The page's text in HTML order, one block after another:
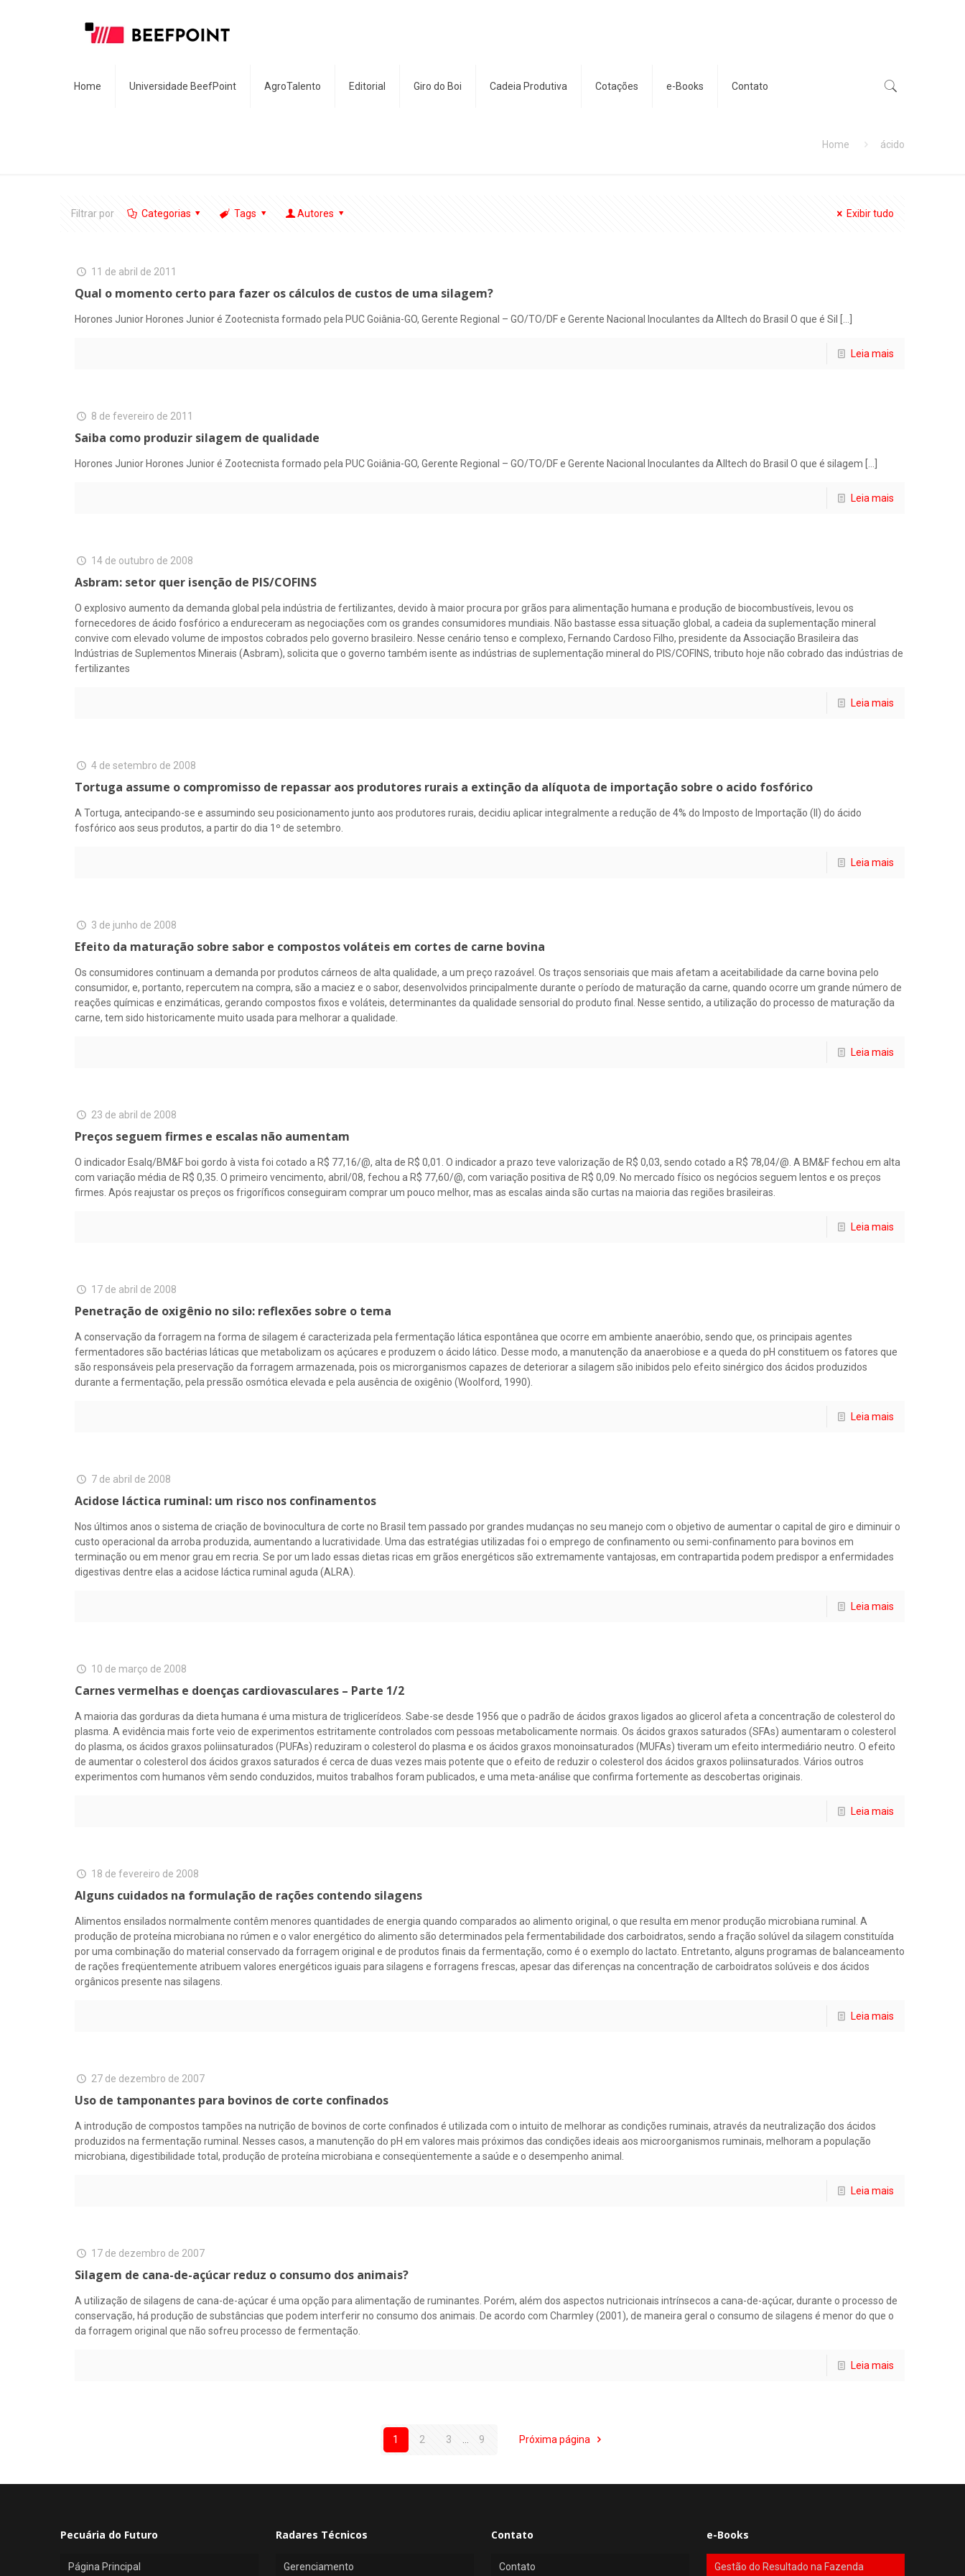
Home Universidade BeefPoint AgroTalento Editorial Giro do Boi Cadeia Produtiva Cotações e-Books Contato
Home ácido
Filtrar por Categorias Tags Autores Exibir tudo
11 de abril de 2011
Qual o momento certo para fazer os cálculos de custos de uma silagem?
Horones Junior Horones Junior é Zootecnista formado pela PUC Goiânia-GO, Gerente Regional – GO/TO/DF e Gerente Nacional Inoculantes da Alltech do Brasil O que é Sil
Leia mais
8 de fevereiro de 2011
Saiba como produzir silagem de qualidade
Horones Junior Horones Junior é Zootecnista formado pela PUC Goiânia-GO, Gerente Regional – GO/TO/DF e Gerente Nacional Inoculantes da Alltech do Brasil O que é silagem
Leia mais
14 de outubro de 2008
Asbram: setor quer isenção de PIS/COFINS
O explosivo aumento da demanda global pela indústria de fertilizantes, devido à maior procura por grãos para alimentação humana e produção de biocombustíveis, levou os
fornecedores de ácido fosfórico a endureceram as negociações com os grandes consumidores mundiais. Não bastasse essa situação global, a cadeia da suplementação mineral
convive com elevado volume de impostos cobrados pelo governo brasileiro. Nesse cenário tenso e complexo, Fernando Cardoso Filho, presidente da Associação Brasileira das
Indústrias de Suplementos Minerais (Asbram), solicita que o governo também isente as indústrias de suplementação mineral do PIS/COFINS, tributo hoje não cobrado das indústrias de
fertilizantes
Leia mais
4 de setembro de 2008
Tortuga assume o compromisso de repassar aos produtores rurais a extinção da alíquota de importação sobre o acido fosfórico
A Tortuga, antecipando-se e assumindo seu posicionamento junto aos produtores rurais, decidiu aplicar integralmente a redução de 4% do Imposto de Importação (II) do ácido
fosfórico aos seus produtos, a partir do dia 1º de setembro.
Leia mais
3 de junho de 2008
Efeito da maturação sobre sabor e compostos voláteis em cortes de carne bovina
Os consumidores continuam a demanda por produtos cárneos de alta qualidade, a um preço razoável. Os traços sensoriais que mais afetam a aceitabilidade da carne bovina pelo
consumidor, e, portanto, repercutem na compra, são a maciez e o sabor, desenvolvidos principalmente durante o período de maturação da carne, quando ocorre um grande número de
reações químicas e enzimáticas, gerando compostos fixos e voláteis, determinantes da qualidade sensorial do produto final. Nesse sentido, a utilização do processo de maturação da
carne, tem sido historicamente muito usada para melhorar a qualidade.
Leia mais
23 de abril de 2008
Preços seguem firmes e escalas não aumentam
O indicador Esalq/BM&F boi gordo à vista foi cotado a R$ 77,16/@, alta de R$ 0,01. O indicador a prazo teve valorização de R$ 0,03, sendo cotado a R$ 78,04/@. A BM&F fechou em alta
com variação média de R$ 0,35. O primeiro vencimento, abril/08, fechou a R$ 77,60/@, com variação positiva de R$ 0,09. No mercado físico os negócios seguem lentos e os preços
firmes. Após reajustar os preços os frigoríficos conseguiram comprar um pouco melhor, mas as escalas ainda são curtas na maioria das regiões brasileiras.
Leia mais
17 de abril de 2008
Penetração de oxigênio no silo: reflexões sobre o tema
A conservação da forragem na forma de silagem é caracterizada pela fermentação lática espontânea que ocorre em ambiente anaeróbio, sendo que, os principais agentes
fermentadores são bactérias láticas que metabolizam os açúcares e produzem o ácido lático. Desse modo, a manutenção da anaerobiose e a queda do pH constituem os fatores que
são responsáveis pela preservação da forragem armazenada, pois os microrganismos capazes de deteriorar a silagem são inibidos pelo efeito sinérgico dos ácidos produzidos
durante a fermentação, pela pressão osmótica elevada e pela ausência de oxigênio (Woolford, 1990).
Leia mais
7 de abril de 2008
Acidose láctica ruminal: um risco nos confinamentos
Nos últimos anos o sistema de criação de bovinocultura de corte no Brasil tem passado por grandes mudanças no seu manejo com o objetivo de aumentar o capital de giro e diminuir o
custo operacional da arroba produzida, aumentando a lucratividade. Uma das estratégias utilizadas foi o emprego de confinamento ou semi-confinamento para bovinos em
terminação ou em menor grau em recria. Se por um lado essas dietas ricas em grãos energéticos são extremamente vantajosas, em contrapartida podem predispor a enfermidades
digestivas dentre elas a acidose láctica ruminal aguda (ALRA).
Leia mais
10 de março de 2008
Carnes vermelhas e doenças cardiovasculares – Parte 1/2
A maioria das gorduras da dieta humana é uma mistura de triglicerídeos. Sabe-se desde 1956 que o padrão de ácidos graxos ligados ao glicerol afeta a concentração de colesterol do
plasma. A evidência mais forte veio de experimentos estritamente controlados com pessoas metabolicamente normais. Os ácidos graxos saturados (SFAs) aumentaram o colesterol
do plasma, os ácidos graxos poliinsaturados (PUFAs) reduziram o colesterol do plasma e os ácidos graxos monoinsaturados (MUFAs) tiveram um efeito intermediário neutro. O efeito
de aumentar o colesterol dos ácidos graxos saturados é cerca de duas vezes mais potente que o efeito de reduzir o colesterol dos ácidos graxos poliinsaturados. Vários outros
experimentos com humanos vêm sendo conduzidos, muitos trabalhos foram publicados, e uma meta-análise que confirma fortemente as descobertas originais.
Leia mais
18 de fevereiro de 2008
Alguns cuidados na formulação de rações contendo silagens
Alimentos ensilados normalmente contêm menores quantidades de energia quando comparados ao alimento original, o que resulta em menor produção microbiana ruminal. A
produção de proteína microbiana no rúmen e o valor energético do alimento são determinados pela fermentabilidade dos carboidratos, sendo a fração solúvel da silagem constituída
por uma combinação do material conservado da forragem original e de produtos finais da fermentação, como é o exemplo do lactato. Entretanto, alguns programas de balanceamento
de rações freqüentemente atribuem valores energéticos iguais para silagens e forragens frescas, apesar das diferenças na concentração de carboidratos solúveis e dos ácidos
orgânicos presente nas silagens.
Leia mais
27 de dezembro de 2007
Uso de tamponantes para bovinos de corte confinados
A introdução de compostos tampões na nutrição de bovinos de corte confinados é utilizada com o intuito de melhorar as condições ruminais, através da neutralização dos ácidos
produzidos na fermentação ruminal. Nesses casos, a manutenção do pH em valores mais próximos das condições ideais aos microorganismos ruminais, melhoram a população
microbiana, digestibilidade total, produção de proteína microbiana e conseqüentemente a saúde e o desempenho animal.
Leia mais
17 de dezembro de 2007
Silagem de cana-de-açúcar reduz o consumo dos animais?
A utilização de silagens de cana-de-açúcar é uma opção para alimentação de ruminantes. Porém, além dos aspectos nutricionais intrínsecos a cana-de-açúcar, durante o processo de
conservação, há produção de substâncias que podem interferir no consumo dos animais. De acordo com Charmley (2001), de maneira geral o consumo de silagens é menor do que o
da forragem original que não sofreu processo de fermentação.
Leia mais
1 2 3 9 Próxima página
Pecuária do Futuro
Página Principal
Radares Técnicos
Gerenciamento
Contato
Contato
e-Books
Gestão do Resultado na Fazenda